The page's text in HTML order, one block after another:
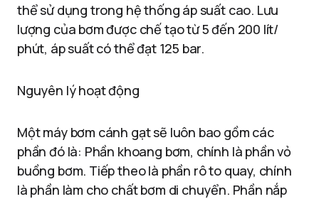
thể sử dụng trong hệ thống áp suất cao. Lưu
lượng của bơm được chế tạo từ 5 đến 200 lít/
phút, áp suất có thể đạt 125 bar.
Nguyên lý hoạt động
Một máy bơm cánh gạt sẽ luôn bao gồm các
phần đó là: Phần khoang bơm, chính là phần vỏ
buồng bơm. Tiếp theo là phần rô to quay, chính
là phần làm cho chất bơm di chuyển. Phần nắp